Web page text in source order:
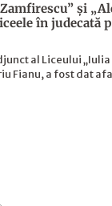
și
în judecată
al Liceului
Fianu, a fost dat